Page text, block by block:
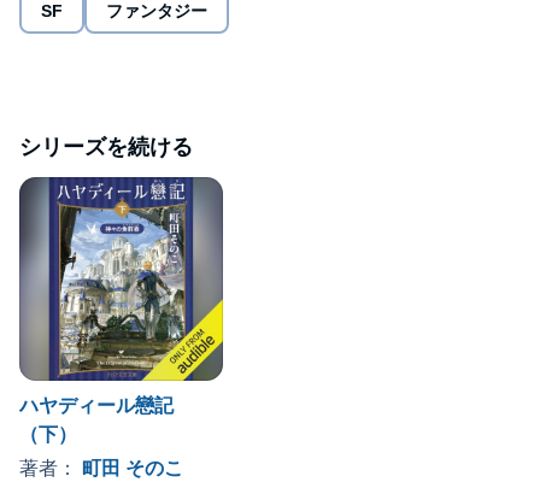
SF ファンタジー
シリーズを続ける
ハヤディール戀記
（下）
著者： 町田 そのこ